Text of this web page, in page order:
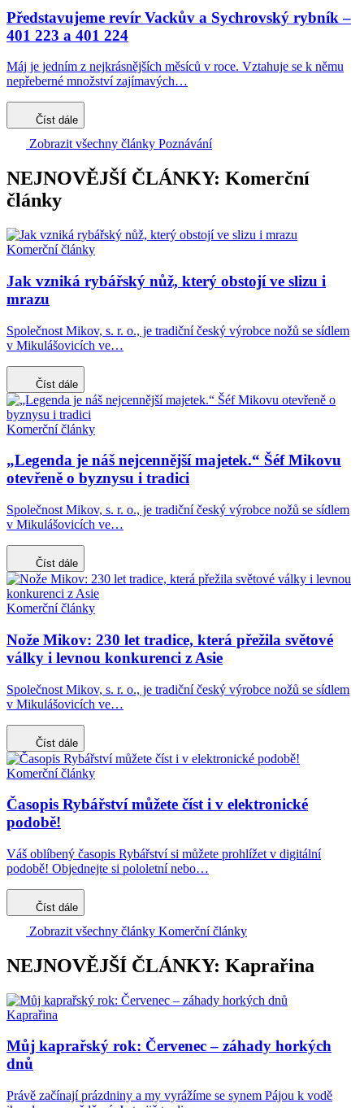
Představujeme revír Vackův a Sychrovský rybník –
401 223 a 401 224
Máj je jedním z nejkrásnějších měsíců v roce. Vztahuje se k němu
nepřeberné množství zajímavých…
Číst dále
Zobrazit všechny články Poznávání
NEJNOVĚJŠÍ ČLÁNKY: Komerční
články
Komerční články
Jak vzniká rybářský nůž, který obstojí ve slizu i
mrazu
Společnost Mikov, s. r. o., je tradiční český výrobce nožů se sídlem
v Mikulášovicích ve…
Číst dále
Komerční články
„Legenda je náš nejcennější majetek.“ Šéf Mikovu
otevřeně o byznysu i tradici
Společnost Mikov, s. r. o., je tradiční český výrobce nožů se sídlem
v Mikulášovicích ve…
Číst dále
Komerční články
Nože Mikov: 230 let tradice, která přežila světové
války i levnou konkurenci z Asie
Společnost Mikov, s. r. o., je tradiční český výrobce nožů se sídlem
v Mikulášovicích ve…
Číst dále
Komerční články
Časopis Rybářství můžete číst i v elektronické
podobě!
Váš oblíbený časopis Rybářství si můžete prohlížet v digitální
podobě! Objednejte si pololetní nebo…
Číst dále
Zobrazit všechny články Komerční články
NEJNOVĚJŠÍ ČLÁNKY: Kaprařina
Kaprařina
Můj kaprařský rok: Červenec – záhady horkých
dnů
Právě začínají prázdniny a my vyrážíme se synem Pájou k vodě